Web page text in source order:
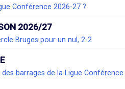
Conférence 2026-27 ?
2026/27
Bruges pour un nul, 2-2
barrages de la Ligue Conférence